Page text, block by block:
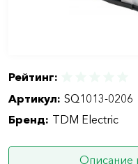
Рейтинг:
Артикул: SQ1013-0206
Бренд: TDM Electric
Описание